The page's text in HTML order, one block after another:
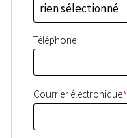
rien sélectionné
Téléphone
Courrier électronique*